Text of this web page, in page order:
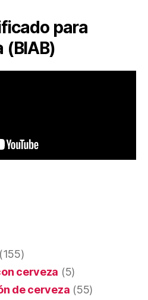
para
(BIAB)
(155)
cerveza (5)
de cerveza (55)